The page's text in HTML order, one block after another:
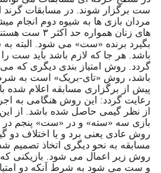
ست برگزار شوند. در مسابقات گرند
مردان بازی ها به شیوه دوم انجام
های زنان
بگیرد برنده «ست» می شود. البته
باشد. هر جا که لازم باشد باید ست
گردد. روش امتیاز بندی دیگری که
باشد، روش «تای-بریک» است به شرط
پیش از برگزاری مسابقه اعلام شده
رعایت گردد: این روش هنگامی به
از نظر گیمی حاصل شده باشد. از
بازی سه «سته» و در «ست» پنجم در
روش عادی یعنی برد و یا اختلاف دو
مسابقه به نحو دیگری اتخاذ تصمیم
و ست می شود به شرط آنکه دو امتیاز